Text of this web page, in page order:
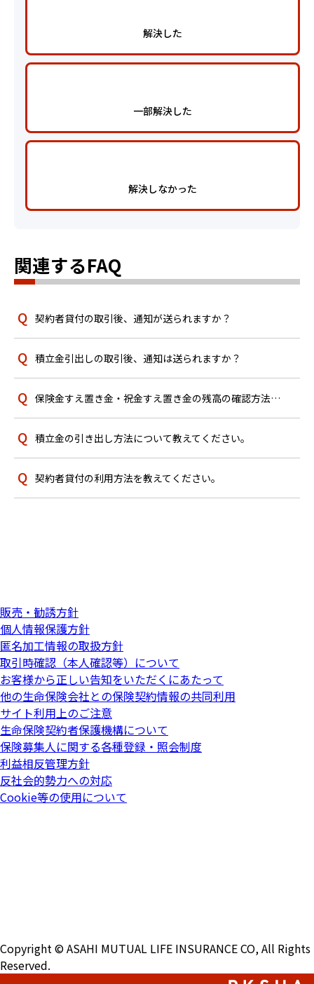
解決した
一部解決した
解決しなかった
関連するFAQ
契約者貸付の取引後、通知が送られますか？
積立金引出しの取引後、通知は送られますか？
保険金すえ置き金・祝金すえ置き金の残高の確認方法を教えてください。
積立金の引き出し方法について教えてください。
契約者貸付の利用方法を教えてください。
販売・勧誘方針
個人情報保護方針
匿名加工情報の取扱方針
取引時確認（本人確認等）について
お客様から正しい告知をいただくにあたって
他の生命保険会社との保険契約情報の共同利用
サイト利用上のご注意
生命保険契約者保護機構について
保険募集人に関する各種登録・照会制度
利益相反管理方針
反社会的勢力への対応
Cookie等の使用について
Copyright © ASAHI MUTUAL LIFE INSURANCE CO, All Rights
Reserved.